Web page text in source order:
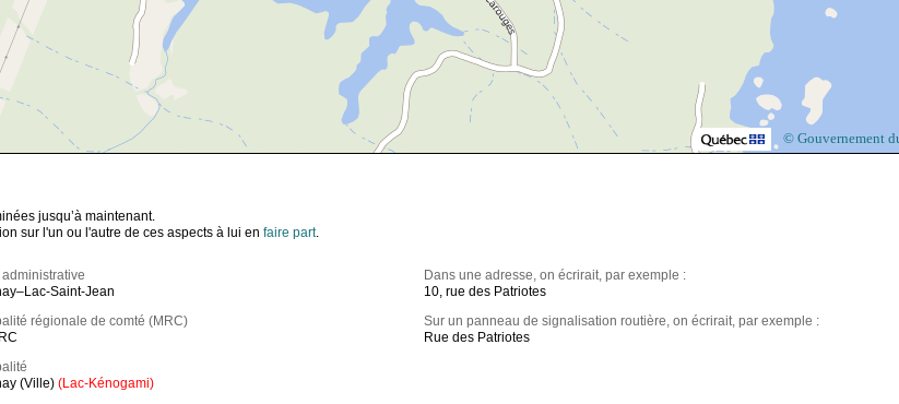
© Gouvernement
jusqu’à maintenant.
sur l'un ou l'autre de ces aspects à lui en faire part.
Saint-Jean
régionale de comté (MRC)
(Ville) (Lac-Kénogami)
Dans une adresse, on écrirait, par exemple :
10, rue des Patriotes
Sur un panneau de signalisation routière, on écrirait, par exemple :
Rue des Patriotes